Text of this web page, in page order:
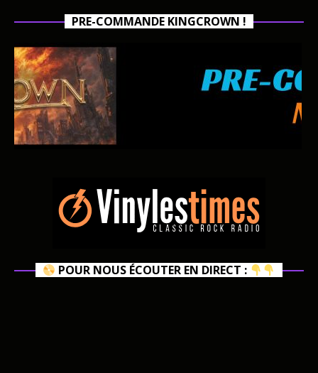
PRE-COMMANDE KINGCROWN !
POUR NOUS ÉCOUTER EN DIRECT :